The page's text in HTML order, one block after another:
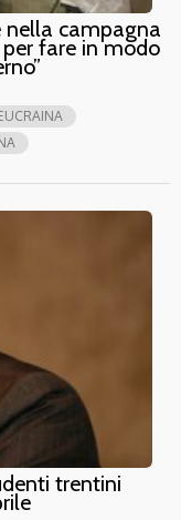
nella campagna
per fare in modo
trentini